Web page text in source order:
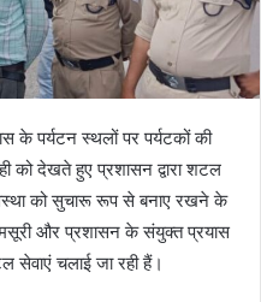
के पर्यटन स्थलों पर पर्यटकों की
को देखते हुए प्रशासन द्वारा शटल
को सुचारू रूप से बनाए रखने के
मसूरी और प्रशासन के संयुक्त प्रयास
सेवाएं चलाई जा रही हैं।